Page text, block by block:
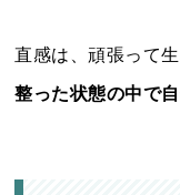
直感は、頑張って
整った状態の中で